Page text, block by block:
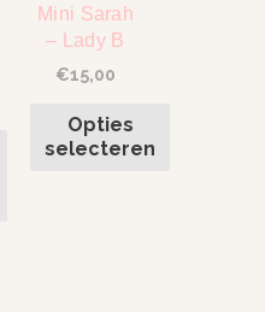
Mini Sarah
– Lady B
€15,00
Opties
selecteren